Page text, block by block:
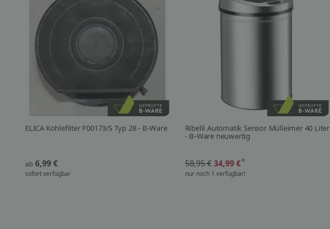
ELICA Kohlefilter F00173/S Typ 28 - B-Ware
ab 6,99 €
sofort verfügbar
Ribelli Automatik Sensor Mülleimer 40 Liter
- B-Ware neuwertig
58,95 € 34,99 €*
nur noch 1 verfügbar!